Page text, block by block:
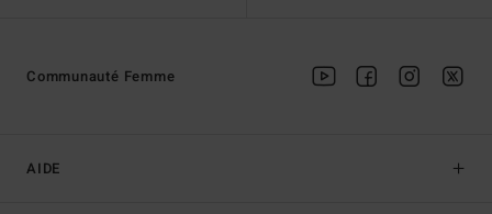
AIDE
Communauté Femme